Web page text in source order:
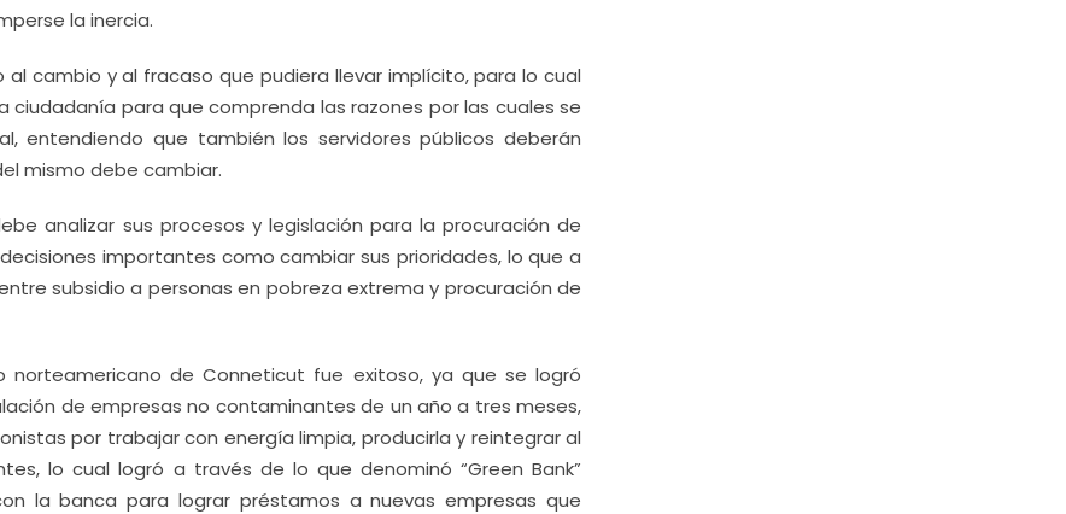
la inercia.
al cambio y al fracaso que pudiera llevar implícito, para lo cual
para que comprenda las razones por las cuales se
entendiendo que también los servidores públicos deberán
mismo debe cambiar.
analizar sus procesos y legislación para la procuración de
importantes como cambiar sus prioridades, lo que a
subsidio a personas en pobreza extrema y procuración de
norteamericano de Conneticut fue exitoso, ya que se logró
de empresas no contaminantes de un año a tres meses,
por trabajar con energía limpia, producirla y reintegrar al
lo cual logró a través de lo que denominó “Green Bank”
la banca para lograr préstamos a nuevas empresas que